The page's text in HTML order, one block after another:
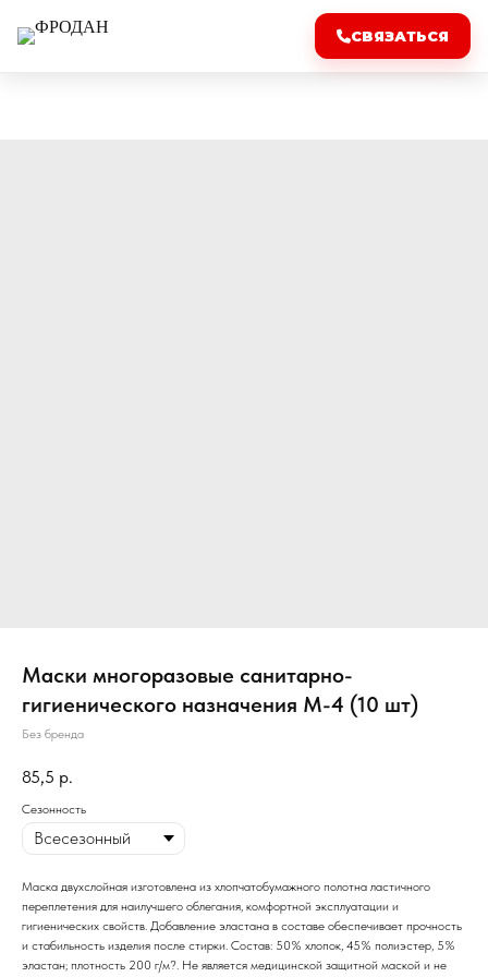
СВЯЗАТЬСЯ
Маски многоразовые санитарно-
гигиенического назначения М-4 (10 шт)
Без бренда
85,5 р.
Сезонность
Маска двухслойная изготовлена из хлопчатобумажного полотна ластичного
переплетения для наилучшего облегания, комфортной эксплуатации и
гигиенических свойств. Добавление эластана в составе обеспечивает прочность
и стабильность изделия после стирки. Состав: 50% хлопок, 45% полиэстер, 5%
эластан; плотность 200 г/м?. Не является медицинской защитной маской и не